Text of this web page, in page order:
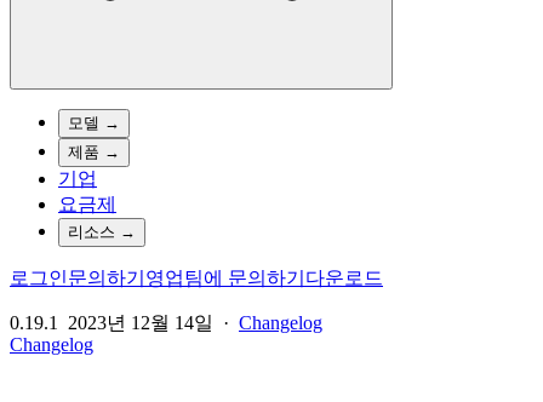
모델 →
제품 →
기업
요금제
리소스 →
로그인문의하기 영업팀에 문의하기 다운로드
0.19.1 2023년 12월 14일 · Changelog
Changelog